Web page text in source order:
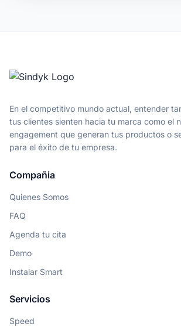
En el competitivo mundo actual, entender
tus clientes sienten hacia tu marca como el
engagement que generan tus productos o
para el éxito de tu empresa.
Compañia
Quienes Somos
FAQ
Agenda tu cita
Demo
Instalar Smart
Servicios
Speed